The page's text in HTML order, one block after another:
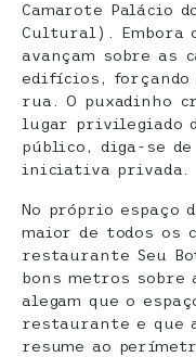
Camarote Palácio
Cultural). Embora
avançam sobre as
edifícios, forçando
rua. O puxadinho
lugar privilegiado
público, diga-se de
iniciativa privada.
No próprio espaço
maior de todos os
restaurante Seu
bons metros sobre
alegam que o
restaurante e que
resume ao